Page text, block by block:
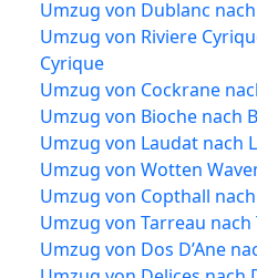
Umzug von Dublanc
Umzug von Riviere
Cyrique
Umzug von Cockrane
Umzug von Bioche nach
Umzug von Laudat nach
Umzug von Wotten
Umzug von Copthall
Umzug von Tarreau nach
Umzug von Dos D’Ane